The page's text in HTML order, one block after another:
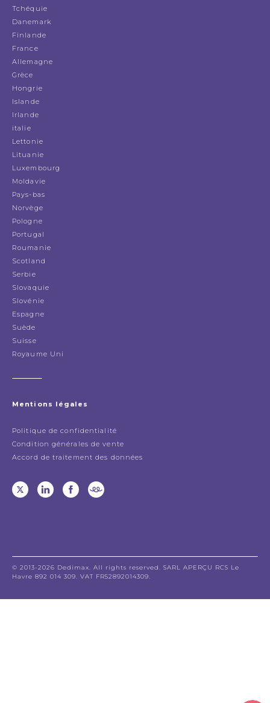
Tchéquie
Danemark
Finlande
France
Allemagne
Grèce
Hongrie
Islande
Irlande
italie
Lettonie
Lituanie
Luxembourg
Moldavie
Pays-bas
Norvège
Pologne
Portugal
Roumanie
Scotland
Serbie
Slovaquie
Slovénie
Espagne
Suède
Suisse
Royaume Uni
Mentions légales
Politique de confidentialité
Condition générales de vente
Accord de traitement des données
© 2013-2026 Dedimax. All rights reserved. SARL APERÇU RCS Le
Havre 892 014 309. VAT FR52892014309.